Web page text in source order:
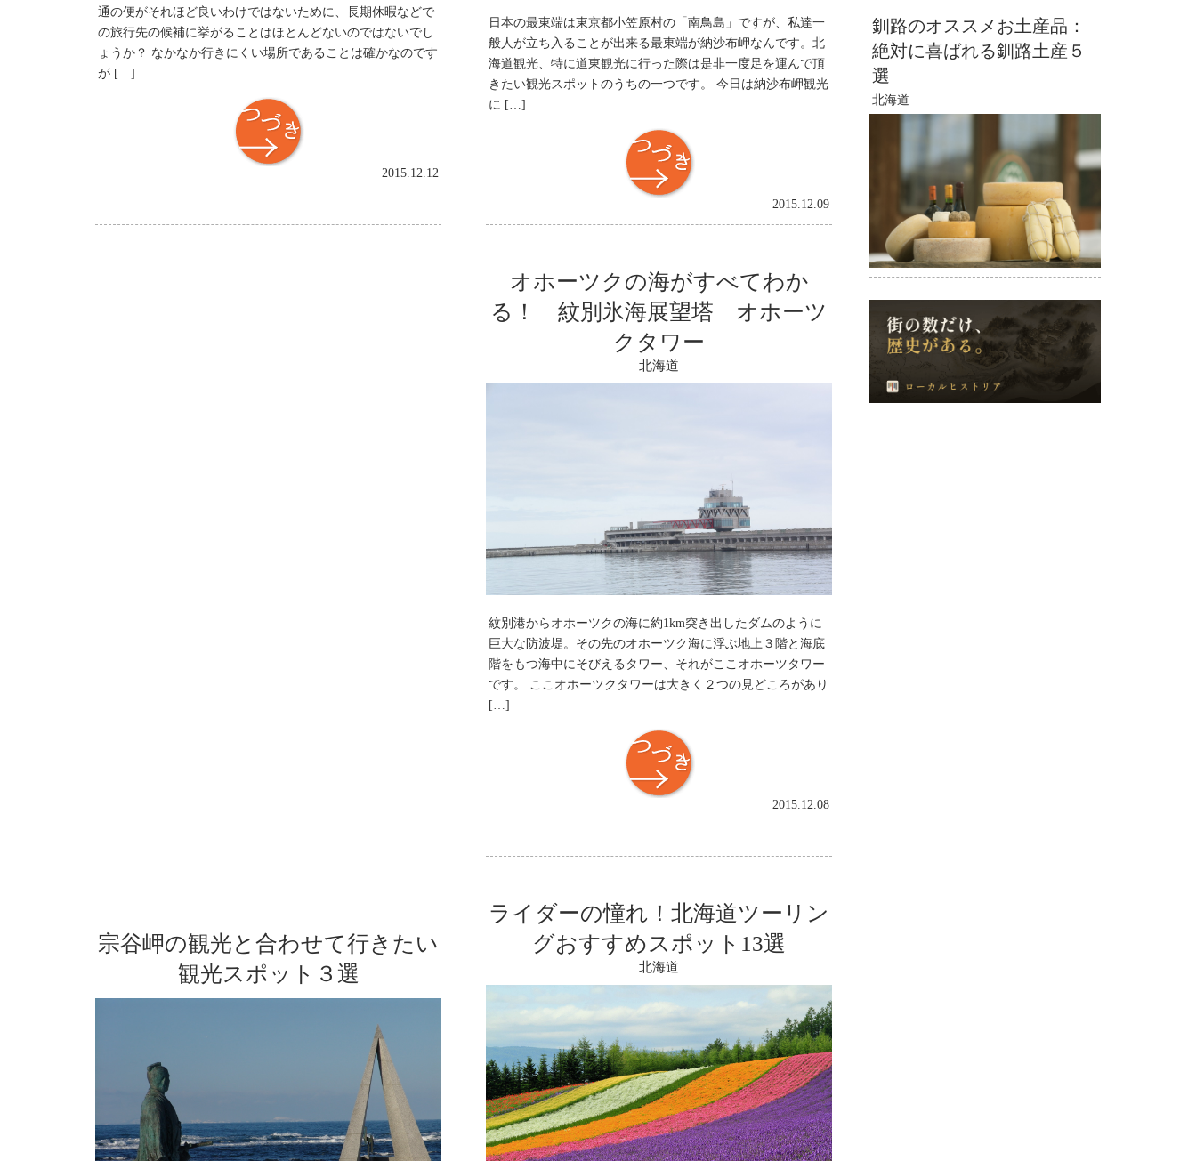
通の便がそれほど良いわけではないために、長期休暇などで
の旅行先の候補に挙がることはほとんどないのではないでし
ょうか？ なかなか行きにくい場所であることは確かなのです
が […]
2015.12.12
日本の最東端は東京都小笠原村の「南鳥島」ですが、私達一
般人が立ち入ることが出来る最東端が納沙布岬なんです。北
海道観光、特に道東観光に行った際は是非一度足を運んで頂
きたい観光スポットのうちの一つです。 今日は納沙布岬観光
に […]
2015.12.09
オホーツクの海がすべてわか
る！ 紋別氷海展望塔 オホーツ
クタワー
北海道
紋別港からオホーツクの海に約1km突き出したダムのように
巨大な防波堤。その先のオホーツク海に浮ぶ地上３階と海底
階をもつ海中にそびえるタワー、それがここオホーツタワー
です。 ここオホーツクタワーは大きく２つの見どころがあり
[…]
2015.12.08
宗谷岬の観光と合わせて行きたい
観光スポット３選
ライダーの憧れ！北海道ツーリン
グおすすめスポット13選
北海道
釧路のオススメお土産品：
絶対に喜ばれる釧路土産５
選
北海道